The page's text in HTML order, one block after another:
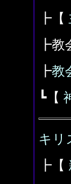
┣【
┣教
┣教
┗【
キリ
┣【